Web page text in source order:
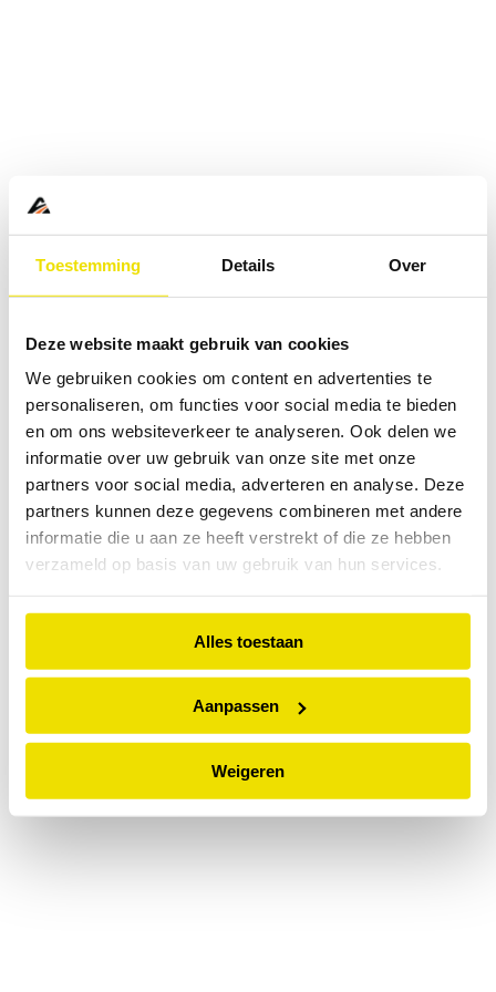
Toestemming Details Over
Deze website maakt gebruik van cookies
We gebruiken cookies om content en advertenties te
personaliseren, om functies voor social media te bieden
en om ons websiteverkeer te analyseren. Ook delen we
informatie over uw gebruik van onze site met onze
partners voor social media, adverteren en analyse. Deze
partners kunnen deze gegevens combineren met andere
informatie die u aan ze heeft verstrekt of die ze hebben
verzameld op basis van uw gebruik van hun services.
Alles toestaan
Aanpassen
Weigeren
Application error: a client-side exception has occurred while
loadingwww.abd.nl(see the browser consolefor more
information).